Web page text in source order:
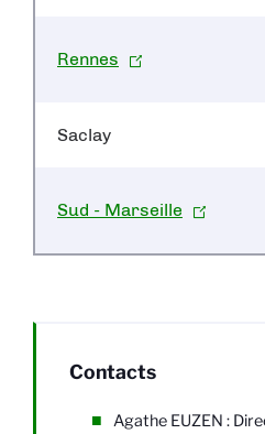
Rennes
Saclay
Sud - Marseille
Contacts
Agathe EUZEN :